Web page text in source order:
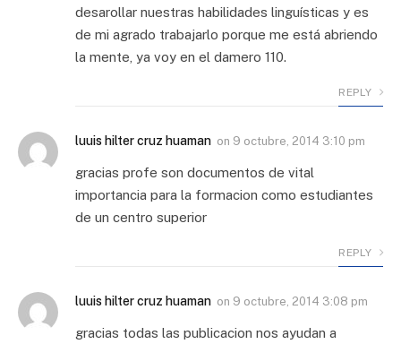
desarollar nuestras habilidades linguísticas y es
de mi agrado trabajarlo porque me está abriendo
la mente, ya voy en el damero 110.
REPLY
luuis hilter cruz huaman on 9 octubre, 2014 3:10 pm
gracias profe son documentos de vital
importancia para la formacion como estudiantes
de un centro superior
REPLY
luuis hilter cruz huaman on 9 octubre, 2014 3:08 pm
gracias todas las publicacion nos ayudan a